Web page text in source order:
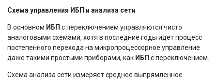
Схема управления ИБП и анализа сети
В основном ИБП с переключением управляются чисто
аналоговыми схемами, хотя в последние годы идет процесс
постепенного перехода на микропроцессорное управление
даже такими простыми приборами, как ИБП с переключением.
Схема анализа сети измеряет среднее выпрямленное